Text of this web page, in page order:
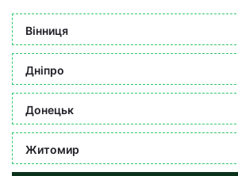
Вінниця
Дніпро
Донецьк
Житомир